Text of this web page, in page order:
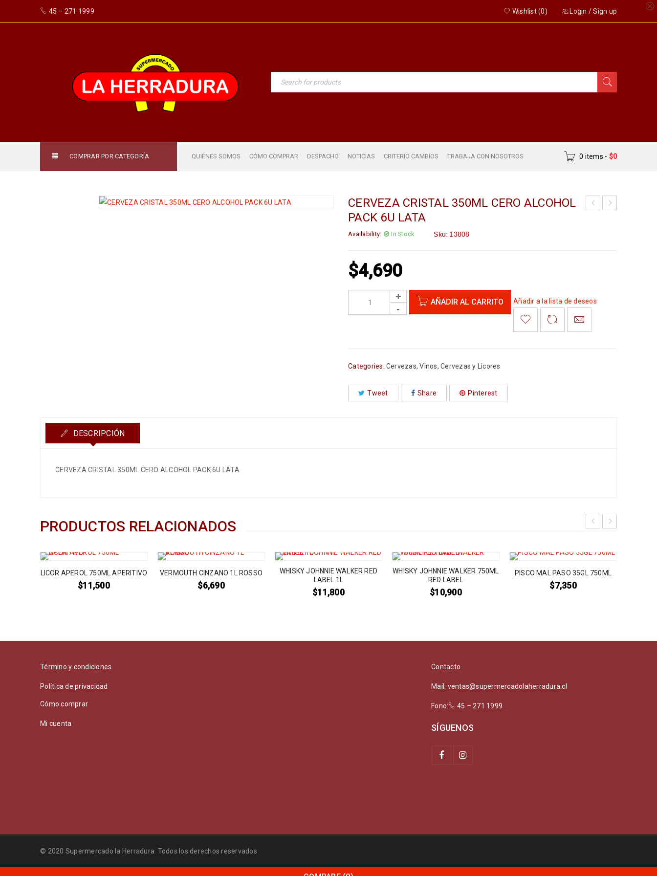
45 – 271 1999 Login /Sign up
Wishlist (0)
COMPRAR POR CATEGORÍA QUIÉNES SOMOS CÓMO COMPRAR DESPACHO NOTICIAS CRITERIO CAMBIOS TRABAJA CON NOSOTROS 0 items - $0
CERVEZA CRISTAL 350ML CERO ALCOHOL
PACK 6U LATA
Availability: In Stock Sku: 13808
$4,690
AÑADIR AL CARRITO Añadir a la lista de deseos
Categories: Cervezas,Vinos, Cervezas y Licores
Tweet Share Pinterest
DESCRIPCIÓN
CERVEZA CRISTAL 350ML CERO ALCOHOL PACK 6U LATA
PRODUCTOS RELACIONADOS
LICOR APEROL 750ML APERITIVO
$11,500
VERMOUTH CINZANO 1L ROSSO
$6,690
WHISKY JOHNNIE WALKER RED
LABEL 1L
$11,800
WHISKY JOHNNIE WALKER 750ML
RED LABEL
$10,900
PISCO MAL PASO 35GL 750ML
$7,350
Término y condiciones
Política de privacidad
Cómo comprar
Mi cuenta
Contacto
Mail: ventas@supermercadolaherradura.cl
Fono: 45 – 271 1999
SÍGUENOS
© 2020 Supermercado la Herradura Todos los derechos reservados